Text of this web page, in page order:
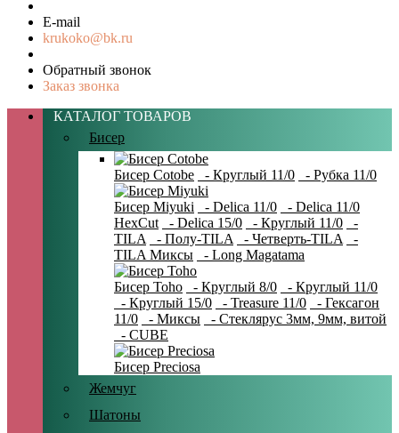
E-mail
krukoko@bk.ru
Обратный звонок
Заказ звонка
КАТАЛОГ ТОВАРОВ
Бисер
Бисер Cotobe - Круглый 11/0 - Рубка 11/0
Бисер Miyuki - Delica 11/0
- Delica 11/0
HexCut
- Delica 15/0 - Круглый 11/0
-
TILA
- Полу-TILA - Четверть-TILA
-
TILA Миксы
- Long Magatama
Бисер Toho - Круглый 8/0
- Круглый 11/0
- Круглый 15/0
- Treasure 11/0
- Гексагон
11/0
- Миксы
- Стеклярус 3мм, 9мм, витой
- CUBE
Бисер Preciosa
Жемчуг
Шатоны